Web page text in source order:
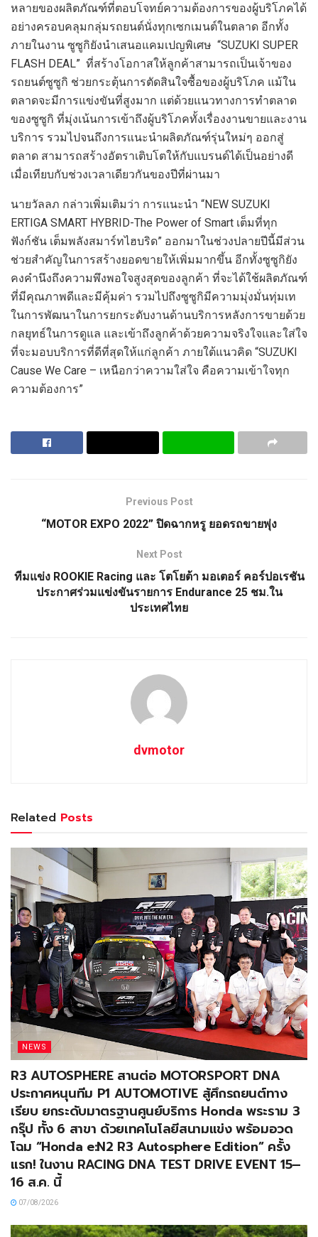
หลายของผลิตภัณฑ์ที่ตอบโจทย์ความต้องการของผู้บริโภคได้
อย่างครอบคลุมกลุ่มรถยนต์นั่งทุกเซกเมนต์ในตลาด อีกทั้ง
ภายในงาน ซูซูกิยังนำเสนอแคมเปญพิเศษ “SUZUKI SUPER
FLASH DEAL” ที่สร้างโอกาสให้ลูกค้าสามารถเป็นเจ้าของ
รถยนต์ซูซูกิ ช่วยกระตุ้นการตัดสินใจซื้อของผู้บริโภค แม้ใน
ตลาดจะมีการแข่งขันที่สูงมาก แต่ด้วยแนวทางการทำตลาด
ของซูซูกิ ที่มุ่งเน้นการเข้าถึงผู้บริโภคทั้งเรื่องงานขายและงาน
บริการ รวมไปจนถึงการแนะนำผลิตภัณฑ์รุ่นใหม่ๆ ออกสู่
ตลาด สามารถสร้างอัตราเติบโตให้กับแบรนด์ได้เป็นอย่างดี
เมื่อเทียบกับช่วงเวลาเดียวกันของปีที่ผ่านมา
นายวัลลภ กล่าวเพิ่มเติมว่า การแนะนำ “NEW SUZUKI
ERTIGA SMART HYBRID-The Power of Smart เต็มที่ทุก
ฟังก์ชัน เต็มพลังสมาร์ทไฮบริด” ออกมาในช่วงปลายปีนี้มีส่วน
ช่วยสำคัญในการสร้างยอดขายให้เพิ่มมากขึ้น อีกทั้งซูซูกิยัง
คงคำนึงถึงความพึงพอใจสูงสุดของลูกค้า ที่จะได้ใช้ผลิตภัณฑ์
ที่มีคุณภาพดีและมีคุ้มค่า รวมไปถึงซูซูกิมีความมุ่งมั่นทุ่มเท
ในการพัฒนาในการยกระดับงานด้านบริการหลังการขายด้วย
กลยุทธ์ในการดูแล และเข้าถึงลูกค้าด้วยความจริงใจและใส่ใจ
ที่จะมอบบริการที่ดีที่สุดให้แก่ลูกค้า ภายใต้แนวคิด “SUZUKI
Cause We Care – เหนือกว่าความใส่ใจ คือความเข้าใจทุก
ความต้องการ”
Previous Post
“MOTOR EXPO 2022” ปิดฉากหรู ยอดรถขายพุ่ง
Next Post
ทีมแข่ง ROOKIE Racing และ โตโยต้า มอเตอร์ คอร์ปอเรชัน
ประกาศร่วมแข่งขันรายการ Endurance 25 ชม.ใน
ประเทศไทย
dvmotor
Related Posts
NEWS
R3 AUTOSPHERE สานต่อ MOTORSPORT DNA
ประกาศหนุนทีม P1 AUTOMOTIVE สู้ศึกรถยนต์ทาง
เรียบ ยกระดับมาตรฐานศูนย์บริการ Honda พระราม 3
กรุ๊ป ทั้ง 6 สาขา ด้วยเทคโนโลยีสนามแข่ง พร้อมอวด
โฉม “Honda e:N2 R3 Autosphere Edition” ครั้ง
แรก! ในงาน RACING DNA TEST DRIVE EVENT 15–
16 ส.ค. นี้
07/08/2026